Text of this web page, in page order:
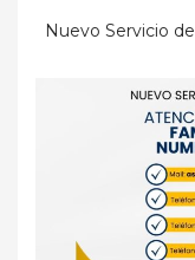
Nuevo Servicio